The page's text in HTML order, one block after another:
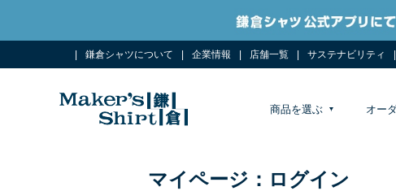
鎌倉シャツについて 企業情報 店舗一覧 サステナビリティ
商品を選ぶ オー
マイページ：ログイン